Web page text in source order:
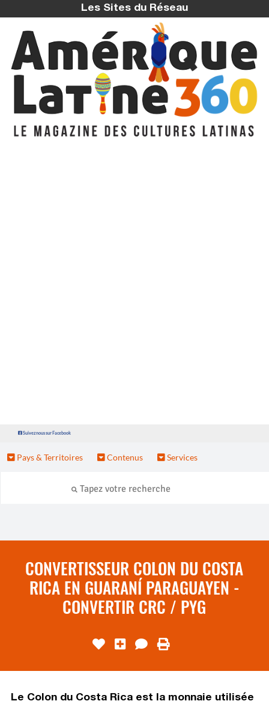
Les Sites du Réseau
Suivez nous sur Facebook
Pays & Territoires Contenus Services
CONVERTISSEUR COLON DU COSTA
RICA EN GUARANÍ PARAGUAYEN -
CONVERTIR CRC / PYG
Le Colon du Costa Rica est la monnaie utilisée